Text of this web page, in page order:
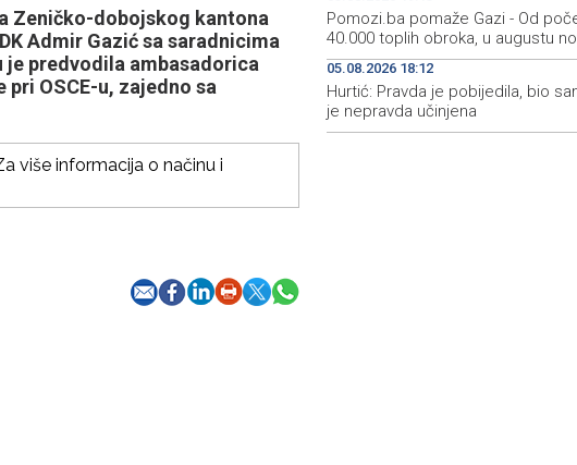
Zeničko-dobojskog kantona
Admir Gazić sa saradnicima
predvodila ambasadorica
OSCE-u, zajedno sa
više informacija o načinu i
Pomozi.ba pomaže Gazi - Od
40.000 toplih obroka, u augustu
05.08.2026 18:12
Hurtić: Pravda je pobijedila, bio
je nepravda učinjena